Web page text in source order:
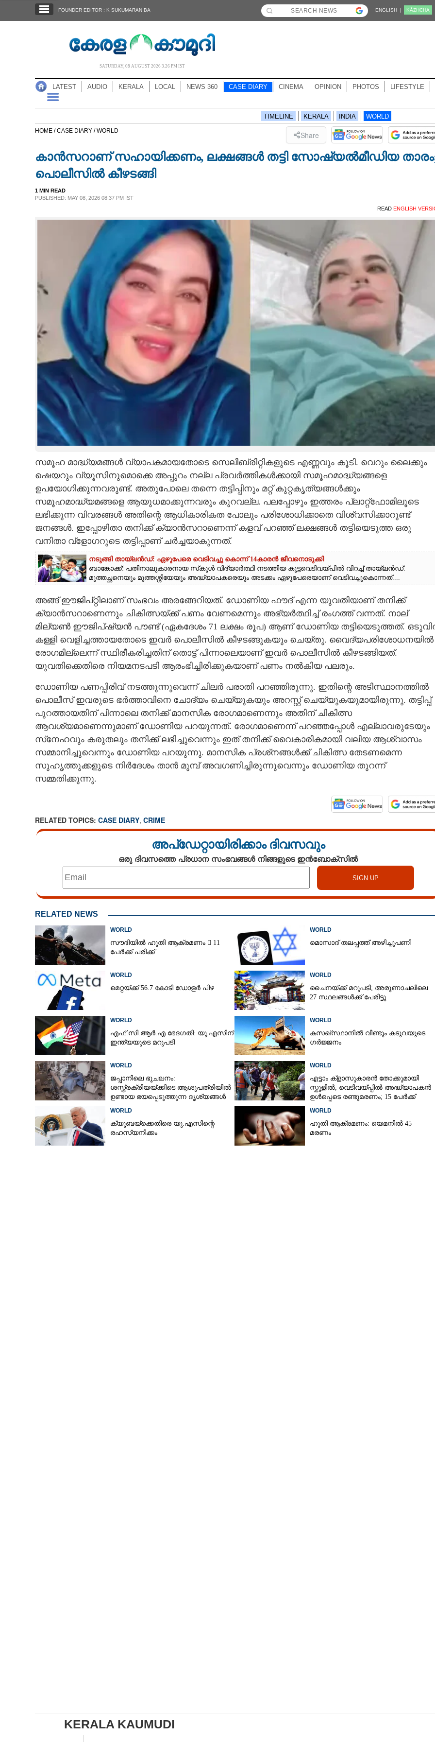
NOTIFIED NEWS
NEWS 360
CASE DIARY
SPIRITUAL
LITERATURE
CONTACT US
FOUNDER EDITOR : K SUKUMARAN BA ENGLISH | KĀZHCHA
SATURDAY, 08 AUGUST 2026 3.26 PM IST
LATEST AUDIO KERALA LOCAL NEWS 360 CASE DIARY CINEMA OPINION PHOTOS LIFESTYLE
TIMELINE KERALA INDIA WORLD
HOME /CASE DIARY /WORLD Share
കാന്‍സറാണ് സഹായിക്കണം, ലക്ഷങ്ങള്‍ തട്ടി സോഷ്യല്‍മീഡിയ
പൊലീസില്‍ കീഴടങ്ങി
1 MIN READ
PUBLISHED: MAY 08, 2026 08:37 PM IST
READ ENGLISH
സമൂഹ മാദ്ധ്യമങ്ങള്‍ വ്യാപകമായതോടെ സെലിബ്രിറ്റികളുടെ എണ്ണവും കൂടി. വെറും ലൈക്കും
ഷെയറും വ്യൂസിനുമൊക്കെ അപ്പുറം നല്ല പ്രവര്‍ത്തികള്‍ക്കായി സമൂഹമാദ്ധ്യങ്ങളെ
ഉപയോഗിക്കുന്നവരുണ്ട്. അതുപോലെ തന്നെ തട്ടിപ്പിനും മറ്റ് കുറ്റകൃത്യങ്ങള്‍ക്കും
സമൂഹമാദ്ധ്യമങ്ങളെ ആയുധമാക്കുന്നവരും കുറവല്ല. പലപ്പോഴും ഇത്തരം പ്ലാറ്റ്‌ഫോമിലൂടെ
ലഭിക്കുന്ന വിവരങ്ങള്‍ അതിന്റെ ആധികാരികത പോലും പരിശോധിക്കാതെ വിശ്വസിക്കാറുണ്ട്
ജനങ്ങള്‍. ഇപ്പോഴിതാ തനിക്ക് ക്യാന്‍സറാണെന്ന് കളവ് പറഞ്ഞ് ലക്ഷങ്ങള്‍ തട്ടിയെടുത്ത ഒരു
വനിതാ വ്‌ളോഗറുടെ തട്ടിപ്പാണ് ചര്‍ച്ചയാകുന്നത്.
നടുങ്ങി തായ്‌ലൻഡ്: ഏഴുപേരെ വെടിവച്ചു കൊന്ന് 14കാരൻ ജീവനൊടുക്കി
ബാങ്കോക്ക്: പതിനാലുകാരനായ സ്‌കൂൾ വിദ്യാർത്ഥി നടത്തിയ കൂട്ടവെടിവയ്‌പിൽ വിറച്ച് തായ്‌ലൻഡ്.
മുത്തച്ഛനെയും മുത്തശ്ശിയേയും അദ്ധ്യാപകരെയും അടക്കം ഏഴുപേരെയാണ് വെടിവച്ചുകൊന്നത്....
അങ്ങ് ഈജിപ്റ്റിലാണ് സംഭവം അരങ്ങേറിയത്. ഡോണിയ ഫൗദ് എന്ന യുവതിയാണ് തനിക്ക്
ക്യാന്‍സറാണെന്നും ചികിത്സയ്ക്ക് പണം വേണമെന്നും അഭ്യര്‍ത്ഥിച്ച് രംഗത്ത് വന്നത്. നാല്
മില്യണ്‍ ഈജിപ്ഷ്യന്‍ പൗണ്ട് (ഏകദേശം 71 ലക്ഷം രൂപ) ആണ് ഡോണിയ തട്ടിയെടുത്തത്.
കള്ളി വെളിച്ചത്തായതോടെ ഇവര്‍ പൊലീസില്‍ കീഴടങ്ങുകയും ചെയ്തു. വൈദ്യപരിശോധനയില്‍
രോഗമില്ലെന്ന് സ്ഥിരീകരിച്ചതിന് തൊട്ട് പിന്നാലെയാണ് ഇവര്‍ പൊലീസില്‍ കീഴടങ്ങിയത്.
യുവതിക്കെതിരെ നിയമനടപടി ആരംഭിച്ചിരിക്കുകയാണ് പണം നല്‍കിയ പലരും.
ഡോണിയ പണപ്പിരിവ് നടത്തുന്നുവെന്ന് ചിലര്‍ പരാതി പറഞ്ഞിരുന്നു. ഇതിന്റെ അടിസ്ഥാനത്തില്‍
പൊലീസ് ഇവരുടെ ഭര്‍ത്താവിനെ ചോദ്യം ചെയ്യുകയും അറസ്റ്റ് ചെയ്യുകയുമായിരുന്നു. തട്ടിപ്പ്
പുറത്തായതിന് പിന്നാലെ തനിക്ക് മാനസിക രോഗമാണെന്നും അതിന് ചികിത്സ
ആവശ്യമാണെന്നുമാണ് ഡോണിയ പറയുന്നത്. രോഗമാണെന്ന് പറഞ്ഞപ്പോള്‍ എല്ലാവരുടേയും
സ്‌നേഹവും കരുതലും തനിക്ക് ലഭിച്ചുവെന്നും ഇത് തനിക്ക് വൈകാരികമായി വലിയ ആശ്വാസം
സമ്മാനിച്ചുവെന്നും ഡോണിയ പറയുന്നു. മാനസിക പ്രശ്‌നങ്ങള്‍ക്ക് ചികിത്സ തേടണമെന്ന
സുഹൃത്തുക്കളുടെ നിര്‍ദേശം താന്‍ മുമ്പ് അവഗണിച്ചിരുന്നുവെന്നും ഡോണിയ തുറന്ന്
സമ്മതിക്കുന്നു.
RELATED TOPICS: CASE DIARY, CRIME
അപ്ഡേറ്റായിരിക്കാം ദിവസവും
ഒരു ദിവസത്തെ പ്രധാന സംഭവങ്ങൾ നിങ്ങളുടെ ഇൻബോക്സിൽ
RELATED NEWS
WORLD
സൗദിയിൽ ഹൂതി ആക്രമണം  11
പേർക്ക് പരിക്ക്
WORLD
മൊസാദ് തലപ്പത്ത് അഴിച്ചുപണി
WORLD
മെറ്റയ്ക്ക് 56.7 കോടി ഡോളർ പിഴ
WORLD
ചൈനയ്ക്ക് മറുപടി; അരുണാചലിലെ
27 സ്ഥലങ്ങൾക്ക് പേരിട്ടു
WORLD
എഫ്.സി.ആർ.എ ഭേദഗതി: യു.എസിന്
ഇന്ത്യയുടെ മറുപടി
WORLD
കസഖ്‌സ്ഥാനിൽ വീണ്ടും കടുവയുടെ
ഗർജ്ജനം
WORLD
ജപ്പാനിലെ ഭൂചലനം:
ശസ്ത്രക്രിയ‌യ്‌ക്കി‌ടെ ആശുപത്രിയിൽ
ഉണ്ടായ ഭയപ്പെടുത്തുന്ന ദൃശ്യങ്ങൾ
WORLD
എട്ടാം ക്ളാസുകാരൻ തോക്കുമായി
സ്കൂളിൽ, വെടിവയ്പ്പിൽ അദ്ധ്യാപകൻ
ഉൾപ്പെടെ രണ്ടുമരണം; 15 പേർക്ക്
WORLD
ക്യൂബയ്‌ക്കെതിരെ യു.എസിന്റെ
രഹസ്യനീക്കം
WORLD
ഹൂതി ആക്രമണം: യെമനിൽ 45
മരണം
KERALA KAUMUDI
കാന്‍സറാണ് സഹായിക്കണം, ലക്ഷങ്ങള്‍
തട്ടി സോഷ്യല്‍മീഡിയ താരം;
പൊലീസില്‍ കീഴടങ്ങി
Copy Link